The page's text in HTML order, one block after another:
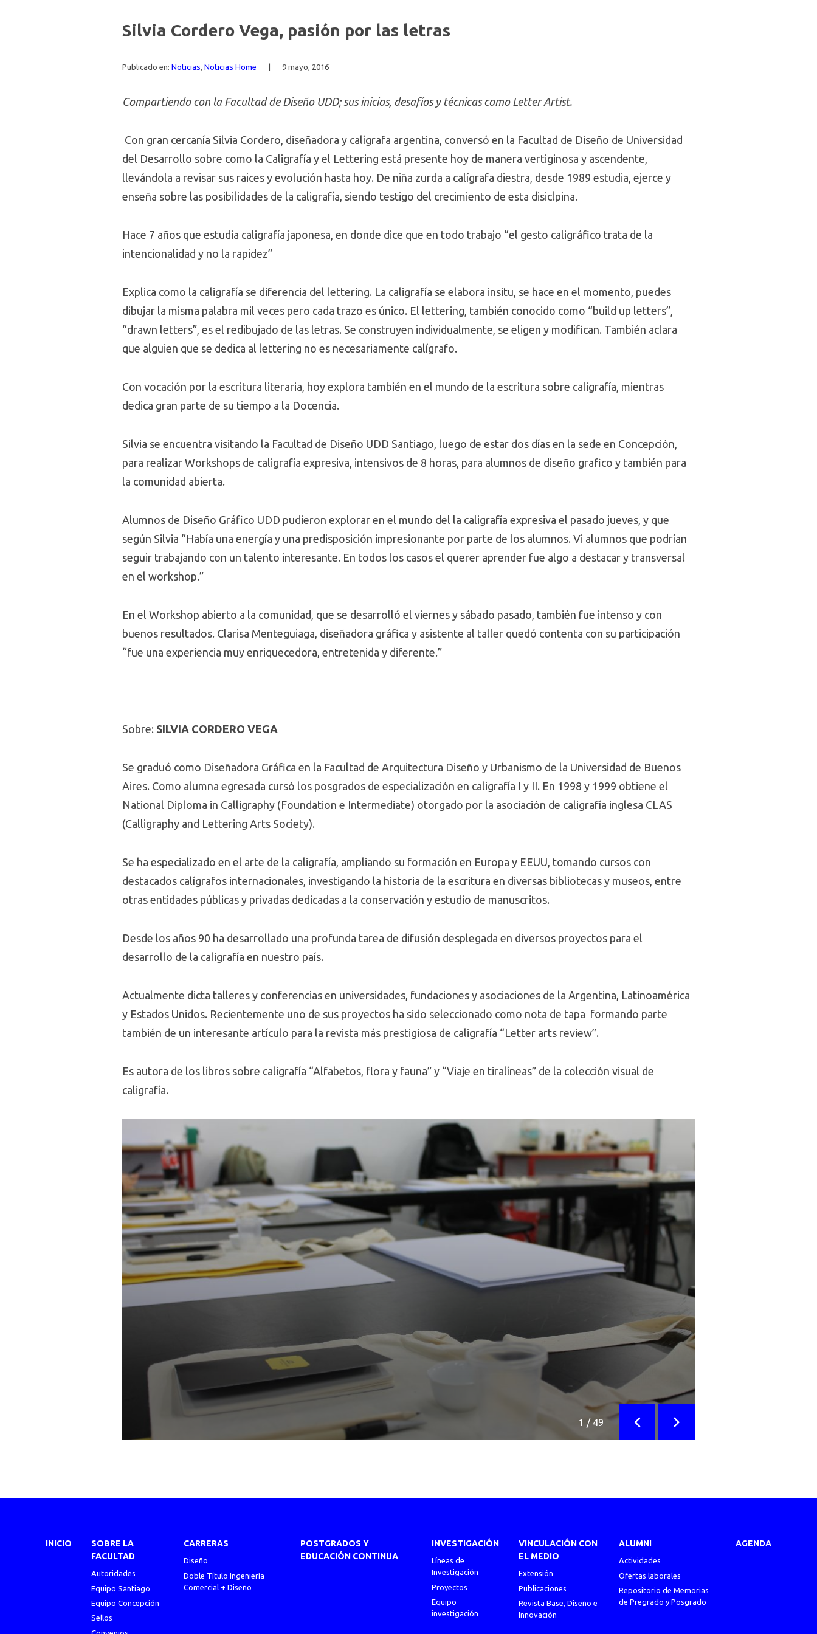
Silvia Cordero Vega, pasión por las letras
Publicado en: Noticias, Noticias Home 9 mayo, 2016
Compartiendo con la Facultad de Diseño UDD; sus inicios, desafíos y técnicas como Letter Artist.
Con gran cercanía Silvia Cordero, diseñadora y calígrafa argentina, conversó en la Facultad de Diseño de Universidad
del Desarrollo sobre como la Caligrafía y el Lettering está presente hoy de manera vertiginosa y ascendente,
llevándola a revisar sus raices y evolución hasta hoy. De niña zurda a calígrafa diestra, desde 1989 estudia, ejerce y
enseña sobre las posibilidades de la caligrafía, siendo testigo del crecimiento de esta disiclpina.
Hace 7 años que estudia caligrafía japonesa, en donde dice que en todo trabajo “el gesto caligráfico trata de la
intencionalidad y no la rapidez”
Explica como la caligrafía se diferencia del lettering. La caligrafía se elabora insitu, se hace en el momento, puedes
dibujar la misma palabra mil veces pero cada trazo es único. El lettering, también conocido como “build up letters”,
“drawn letters”, es el redibujado de las letras. Se construyen individualmente, se eligen y modifican. También aclara
que alguien que se dedica al lettering no es necesariamente calígrafo.
Con vocación por la escritura literaria, hoy explora también en el mundo de la escritura sobre caligrafía, mientras
dedica gran parte de su tiempo a la Docencia.
Silvia se encuentra visitando la Facultad de Diseño UDD Santiago, luego de estar dos días en la sede en Concepción,
para realizar Workshops de caligrafía expresiva, intensivos de 8 horas, para alumnos de diseño grafico y también para
la comunidad abierta.
Alumnos de Diseño Gráfico UDD pudieron explorar en el mundo del la caligrafía expresiva el pasado jueves, y que
según Silvia “Había una energía y una predisposición impresionante por parte de los alumnos. Vi alumnos que podrían
seguir trabajando con un talento interesante. En todos los casos el querer aprender fue algo a destacar y transversal
en el workshop.”
En el Workshop abierto a la comunidad, que se desarrolló el viernes y sábado pasado, también fue intenso y con
buenos resultados. Clarisa Menteguiaga, diseñadora gráfica y asistente al taller quedó contenta con su participación
“fue una experiencia muy enriquecedora, entretenida y diferente.”
Sobre: SILVIA CORDERO VEGA
Se graduó como Diseñadora Gráfica en la Facultad de Arquitectura Diseño y Urbanismo de la Universidad de Buenos
Aires. Como alumna egresada cursó los posgrados de especialización en caligrafía I y II. En 1998 y 1999 obtiene el
National Diploma in Calligraphy (Foundation e Intermediate) otorgado por la asociación de caligrafía inglesa CLAS
(Calligraphy and Lettering Arts Society).
Se ha especializado en el arte de la caligrafía, ampliando su formación en Europa y EEUU, tomando cursos con
destacados calígrafos internacionales, investigando la historia de la escritura en diversas bibliotecas y museos, entre
otras entidades públicas y privadas dedicadas a la conservación y estudio de manuscritos.
Desde los años 90 ha desarrollado una profunda tarea de difusión desplegada en diversos proyectos para el
desarrollo de la caligrafía en nuestro país.
Actualmente dicta talleres y conferencias en universidades, fundaciones y asociaciones de la Argentina, Latinoamérica
y Estados Unidos. Recientemente uno de sus proyectos ha sido seleccionado como nota de tapa formando parte
también de un interesante artículo para la revista más prestigiosa de caligrafía “Letter arts review”.
Es autora de los libros sobre caligrafía “Alfabetos, flora y fauna” y “Viaje en tiralíneas” de la colección visual de
caligrafía.
1 / 49
Anterior Siguiente
INICIO
SOBRE LA
FACULTAD
Autoridades
Equipo Santiago
Equipo Concepción
Sellos
CARRERAS
Diseño
Doble Título Ingeniería
Comercial + Diseño
POSTGRADOS Y
EDUCACIÓN CONTINUA
INVESTIGACIÓN
Líneas de
Investigación
Proyectos
Equipo
investigación
VINCULACIÓN CON
EL MEDIO
Extensión
Publicaciones
Revista Base, Diseño e
Innovación
ALUMNI
Actividades
Ofertas laborales
Repositorio de Memorias
de Pregrado y Posgrado
AGENDA